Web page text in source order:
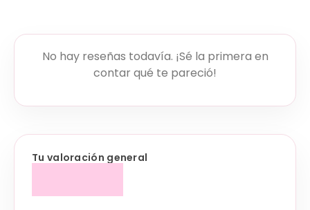
No hay reseñas todavía. ¡Sé la primera en
contar qué te pareció!
Tu valoración general